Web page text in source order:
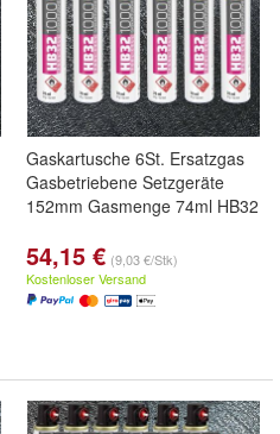
Gaskartusche 6St. Ersatzgas
Gasbetriebene Setzgeräte
152mm Gasmenge 74ml HB32
54,15 € (9,03 €/Stk)
Kostenloser Versand